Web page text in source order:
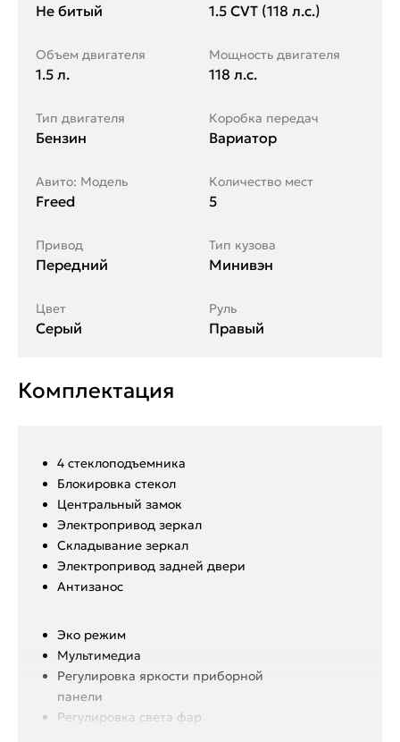
Не битый 1.5 CVT (118 л.с.)
Объем двигателя
1.5 л.
Мощность двигателя
118 л.с.
Тип двигателя
Бензин
Коробка передач
Вариатор
Авито: Модель
Freed
Количество мест
5
Привод
Передний
Тип кузова
Минивэн
Цвет
Серый
Руль
Правый
Комплектация
4 стеклоподъемника
Блокировка стекол
Центральный замок
Электропривод зеркал
Складывание зеркал
Электропривод задней двери
Антизанос
Эко режим
Мультимедиа
Регулировка яркости приборной
панели
Регулировка света фар